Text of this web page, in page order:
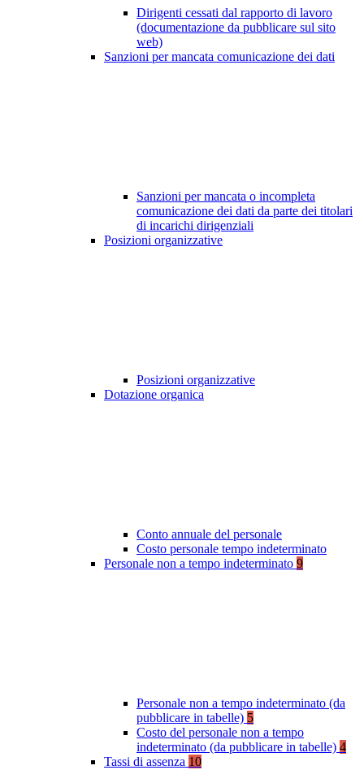
Dirigenti cessati dal rapporto di lavoro
(documentazione da pubblicare sul sito
web)
Sanzioni per mancata comunicazione dei dati
Sanzioni per mancata o incompleta
comunicazione dei dati da parte dei titolari
di incarichi dirigenziali
Posizioni organizzative
Posizioni organizzative
Dotazione organica
Conto annuale del personale
Costo personale tempo indeterminato
Personale non a tempo indeterminato 9
Personale non a tempo indeterminato (da
pubblicare in tabelle) 5
Costo del personale non a tempo
indeterminato (da pubblicare in tabelle) 4
Tassi di assenza 10